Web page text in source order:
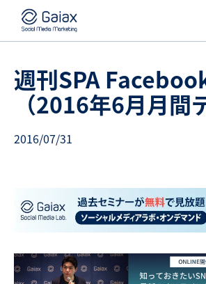
週刊SPA
（2016年6月月間
2016/07/31